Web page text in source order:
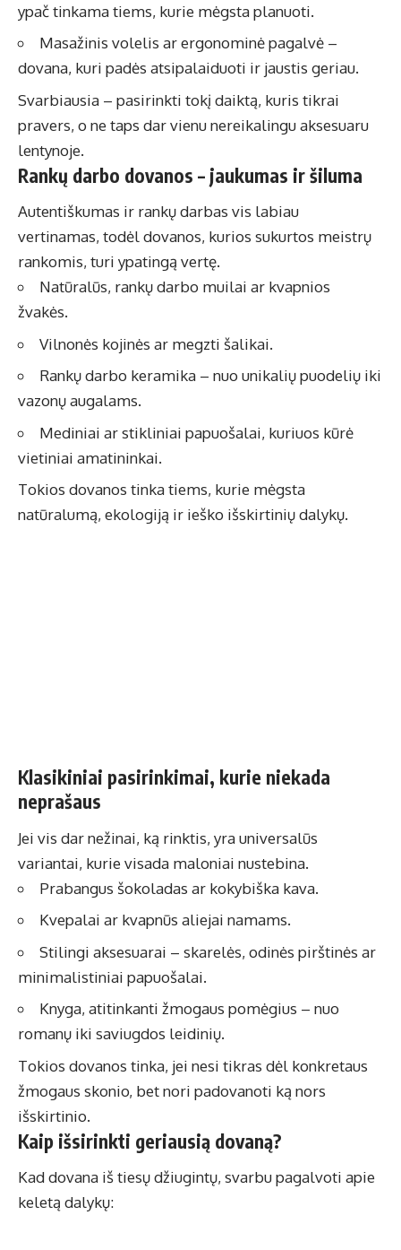
ypač tinkama tiems, kurie mėgsta planuoti.
Masažinis volelis ar ergonominė pagalvė –
dovana, kuri padės atsipalaiduoti ir jaustis geriau.
Svarbiausia – pasirinkti tokį daiktą, kuris tikrai
pravers, o ne taps dar vienu nereikalingu aksesuaru
lentynoje.
Rankų darbo dovanos – jaukumas ir šiluma
Autentiškumas ir rankų darbas vis labiau
vertinamas, todėl dovanos, kurios sukurtos meistrų
rankomis, turi ypatingą vertę.
Natūralūs, rankų darbo muilai ar kvapnios
žvakės.
Vilnonės kojinės ar megzti šalikai.
Rankų darbo keramika – nuo unikalių puodelių iki
vazonų augalams.
Mediniai ar stikliniai papuošalai, kuriuos kūrė
vietiniai amatininkai.
Tokios dovanos tinka tiems, kurie mėgsta
natūralumą, ekologiją ir ieško išskirtinių dalykų.
Klasikiniai pasirinkimai, kurie niekada
neprašaus
Jei vis dar nežinai, ką rinktis, yra universalūs
variantai, kurie visada maloniai nustebina.
Prabangus šokoladas ar kokybiška kava.
Kvepalai ar kvapnūs aliejai namams.
Stilingi aksesuarai – skarelės, odinės pirštinės ar
minimalistiniai papuošalai.
Knyga, atitinkanti žmogaus pomėgius – nuo
romanų iki saviugdos leidinių.
Tokios dovanos tinka, jei nesi tikras dėl konkretaus
žmogaus skonio, bet nori padovanoti ką nors
išskirtinio.
Kaip išsirinkti geriausią dovaną?
Kad dovana iš tiesų džiugintų, svarbu pagalvoti apie
keletą dalykų: